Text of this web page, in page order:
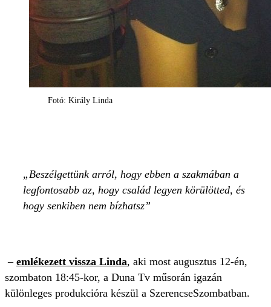
Fotó: Király Linda
Beszélgettünk arról, hogy ebben a szakmában a
legfontosabb az, hogy család legyen körülötted, és
hogy senkiben nem bízhatsz
– emlékezett vissza Linda, aki most augusztus 12-én,
szombaton 18:45-kor, a Duna Tv műsorán igazán
különleges produkcióra készül a SzerencseSzombatban.